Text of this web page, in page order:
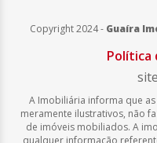
Copyright 2024 - Guaíra
Política
A Imobiliária informa que
meramente ilustrativos, não
de imóveis mobiliados. A
qualquer informação